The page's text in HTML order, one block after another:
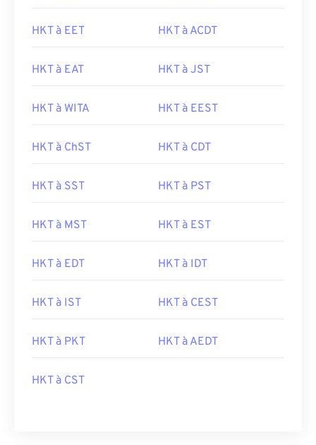
HKT à EET HKT à ACDT
HKT à EAT HKT à JST
HKT à WITA HKT à EEST
HKT à ChST HKT à CDT
HKT à SST HKT à PST
HKT à MST HKT à EST
HKT à EDT HKT à IDT
HKT à IST HKT à CEST
HKT à PKT HKT à AEDT
HKT à CST